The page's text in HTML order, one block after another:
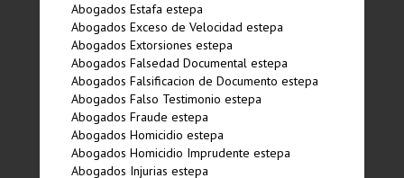
Abogados Estafa estepa
Abogados Exceso de Velocidad estepa
Abogados Extorsiones estepa
Abogados Falsedad Documental estepa
Abogados Falsificacion de Documento estepa
Abogados Falso Testimonio estepa
Abogados Fraude estepa
Abogados Homicidio estepa
Abogados Homicidio Imprudente estepa
Abogados Injurias estepa